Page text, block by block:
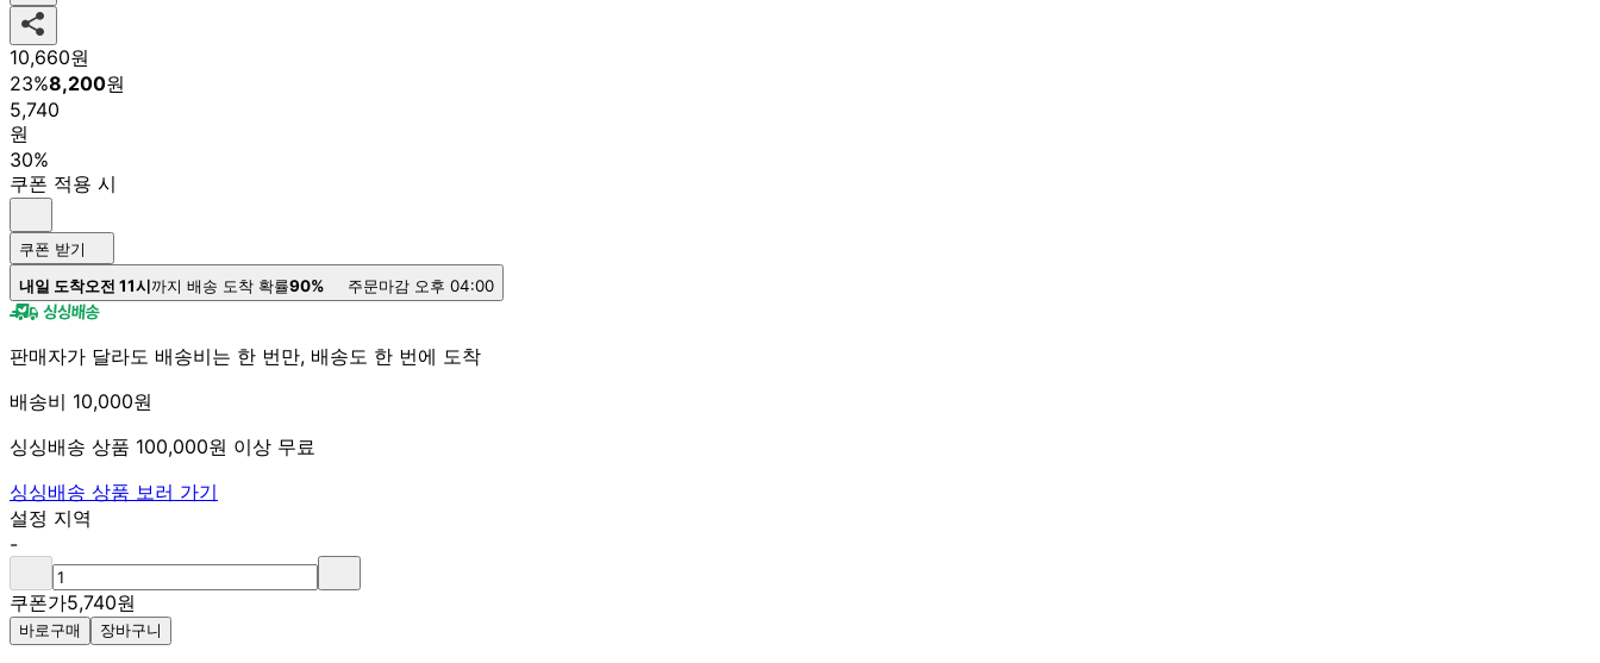
10,660원
23%8,200원
5,740
원
30%
쿠폰 적용 시
쿠폰 받기
내일 도착오전 11시까지 배송 도착 확률90% 주문마감 오후 04:00
판매자가 달라도 배송비는 한 번만, 배송도 한 번에 도착
배송비 10,000원
싱싱배송 상품 100,000원 이상 무료
싱싱배송 상품 보러 가기
설정 지역
-
쿠폰가5,740원
바로구매 장바구니